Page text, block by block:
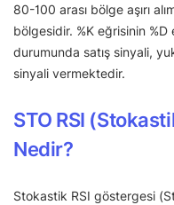
80-100 arası bölge aşırı
bölgesidir. %K eğrisinin
durumunda satış sinyali,
sinyali vermektedir.
STO RSI
Nedir?
Stokastik RSI göstergesi